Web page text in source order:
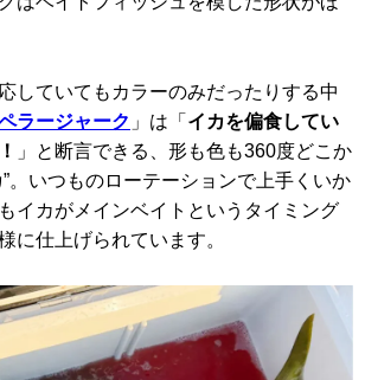
していてもカラーのみだったりする中
ラージャーク 」は「 イカを偏食してい
」と断言できる、形も色も360度どこか
”。いつものローテーションで上手くいか
イカがメインベイトというタイミング
に仕上げられています。